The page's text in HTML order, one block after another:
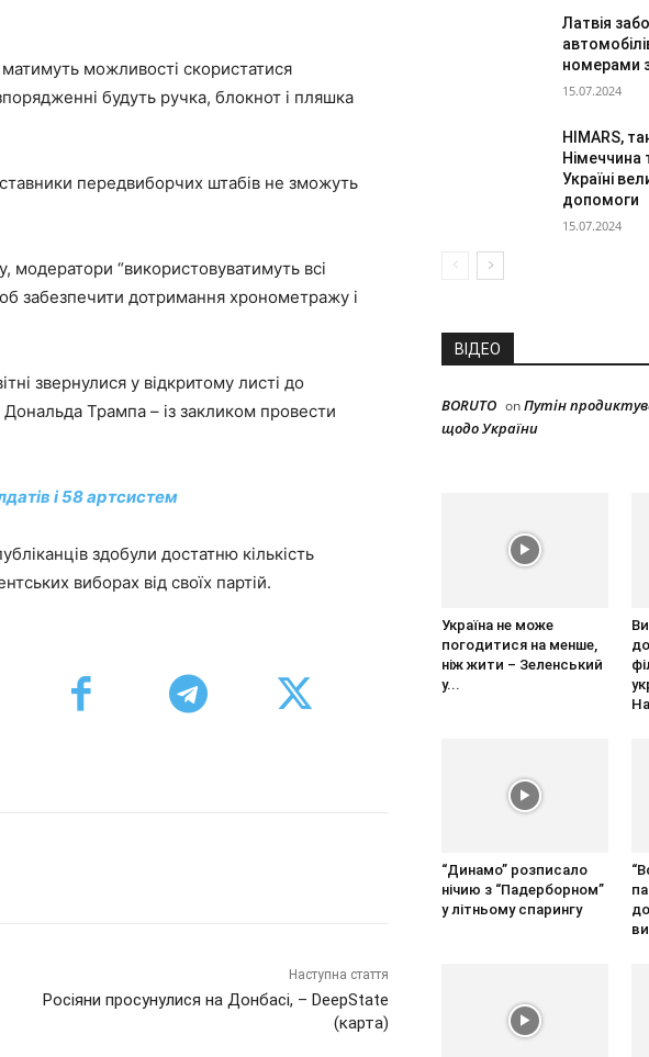
можливості скористатися
будуть ручка, блокнот і пляшка
передвиборчих штабів не зможуть
“використовуватимуть всі
забезпечити дотримання хронометражу і
звернулися у відкритому листі до
Трампа – із закликом провести
і 58 артсистем
здобули достатню кількість
виборах від своїх партій.
Наступна стаття
Росіяни просунулися на Донбасі, – DeepState
(карта)
Латвія
номерами
15.07.2024
HIMARS,
Україні
допомоги
15.07.2024
ВІДЕО
BORUTO onПутін
щодо України
Україна не може
погодитися на менше,
ніж жити – Зеленський
у...
“Динамо” розписало
нічию з “Падерборном”
у літньому спарингу